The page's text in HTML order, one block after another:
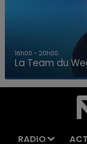
LA TEAM DU
7h00 - 12h00
La Team du
RADIO